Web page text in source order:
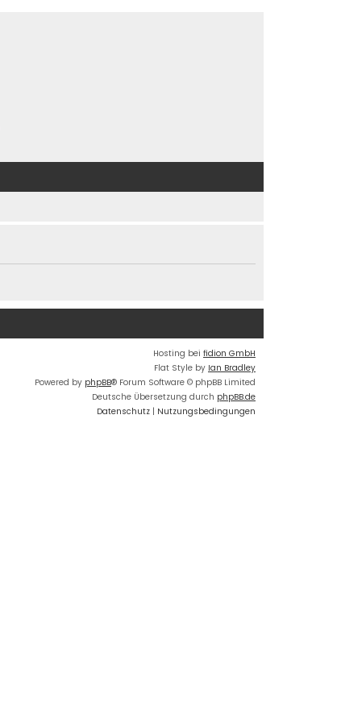
Hosting bei fidion GmbH
Flat Style by Ian Bradley
Powered by phpBB® Forum Software © phpBB Limited
Deutsche Übersetzung durch phpBB.de
Datenschutz | Nutzungsbedingungen